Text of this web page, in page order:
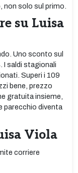
non solo sul primo.
su Luisa
Uno sconto sul
I saldi stagionali
Superi i 109
bene, prezzo
gratuita insieme,
parecchio diventa
Viola
corriere